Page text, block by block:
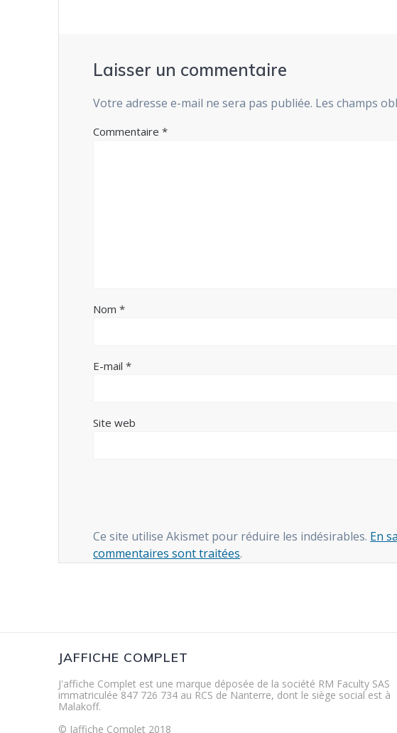
Laisser un commentaire
Votre adresse e-mail ne sera pas publiée. Les champs
Commentaire*
Nom*
E-mail*
Site web
Ce site utilise Akismet pour réduire les indésirables. En
commentaires sont traitées.
JAFFICHE COMPLET
J'affiche Complet est une marque déposée de la société RM Faculty SAS
immatriculée 847 726 734 au RCS de Nanterre, dont le siège social est à
Malakoff.
© Jaffiche Complet 2018